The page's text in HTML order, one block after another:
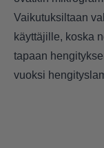
Vaikutuksiltaan
käyttäjille, koska
tapaan
vuoksi